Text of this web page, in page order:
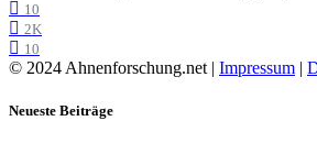
10
2K
10
© 2024 Ahnenforschung.net | Impressum |
Neueste Beiträge